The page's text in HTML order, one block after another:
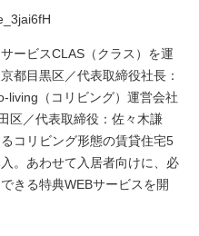
ービスCLAS（クラス）を運
都目黒区／代表取締役社長：
living（コリビング）運営会社
区／代表取締役：佐々木謙
コリビング形態の賃貸住宅5
。あわせて入居者向けに、必
きる特典WEBサービスを開